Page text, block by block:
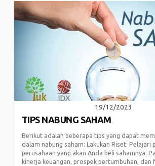
19/12/2023
TIPS NABUNG SAHAM
Berikut adalah beberapa tips yang dapat
dalam nabung saham: Lakukan Riset: Pelajari
perusahaan yang akan Anda beli sahamnya.
kinerja keuangan, prospek pertumbuhan,